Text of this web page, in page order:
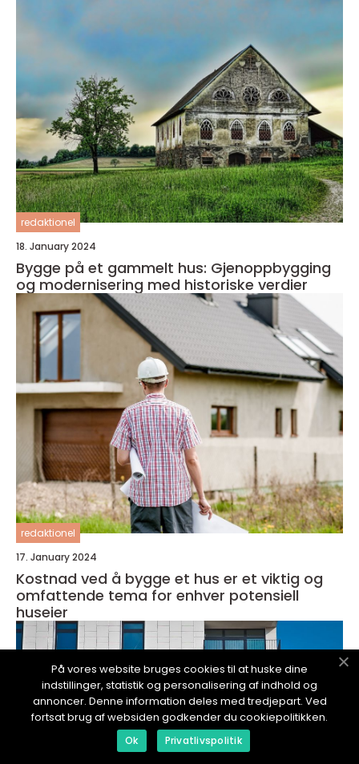
redaktionel
18. January 2024
Bygge på et gammelt hus: Gjenoppbygging
og modernisering med historiske verdier
redaktionel
17. January 2024
Kostnad ved å bygge et hus er et viktig og
omfattende tema for enhver potensiell
huseier
På vores website bruges cookies til at huske dine
indstillinger, statistik og personalisering af indhold og
annoncer. Denne information deles med tredjepart. Ved
fortsat brug af websiden godkender du cookiepolitikken.
Ok Privatlivspolitik